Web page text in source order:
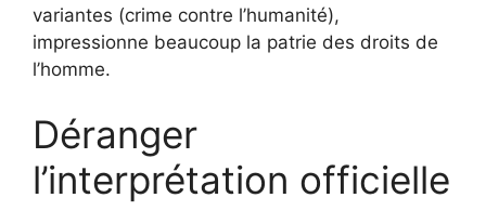
variantes (crime contre l’humanité),
impressionne beaucoup la patrie des droits de
l’homme.
Déranger
l’interprétation officielle